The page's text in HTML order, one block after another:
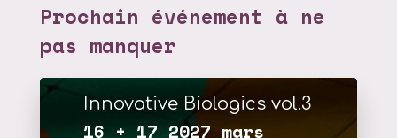
Prochain événement à ne
pas manquer
Innovative Biologics vol.3
16 + 17 2027 mars